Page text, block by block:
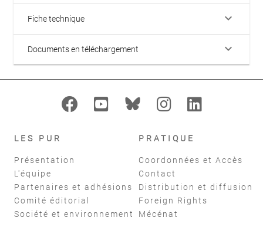
Fiche technique keyboard_arrow_down
Documents en téléchargement keyboard_arrow_down
LES PUR
Présentation
L'équipe
Partenaires et adhésions
Comité éditorial
Société et environnement
PRATIQUE
Coordonnées et Accès
Contact
Distribution et diffusion
Foreign Rights
Mécénat